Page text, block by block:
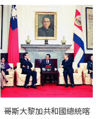
哥斯大黎加共和國總統喀